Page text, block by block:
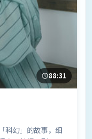
88:31
科幻」的故事，细